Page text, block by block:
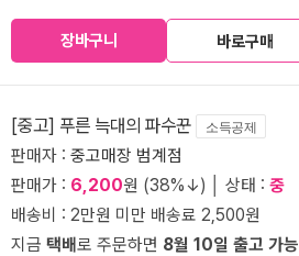
장바구니 바로구매
[중고] 푸른 늑대의 파수꾼 소득공제
판매자 : 중고매장 범계점
판매가 : 6,200원 (38%↓) │ 상태 : 중
배송비 : 2만원 미만 배송료 2,500원
지금 택배로 주문하면 8월 10일 출고 가능